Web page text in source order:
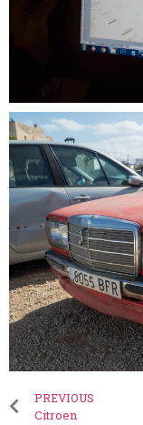
PREVIOUS
Citroen